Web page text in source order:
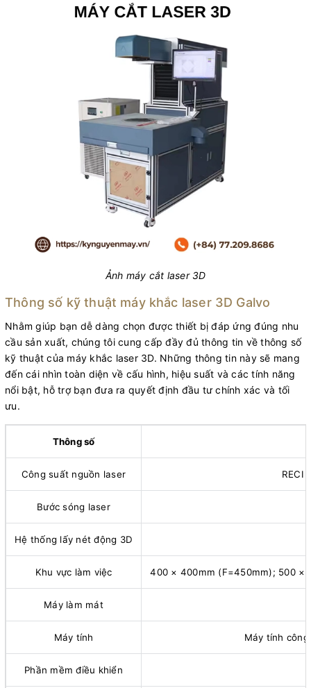
Ảnh máy cắt laser 3D
Thông số kỹ thuật máy khắc laser 3D Galvo
Nhằm giúp bạn dễ dàng chọn được thiết bị đáp ứng đúng nhu
cầu sản xuất, chúng tôi cung cấp đầy đủ thông tin về thông số
kỹ thuật của máy khắc laser 3D. Những thông tin này sẽ mang
đến cái nhìn toàn diện về cấu hình, hiệu suất và các tính năng
nổi bật, hỗ trợ bạn đưa ra quyết định đầu tư chính xác và tối
ưu.
Thông số
Công suất nguồn laser RECI
Bước sóng laser
Hệ thống lấy nét động 3D
Khu vực làm việc 400 × 400mm (F=450mm); 500 ×
Máy làm mát
Máy tính Máy tính
Phần mềm điều khiển